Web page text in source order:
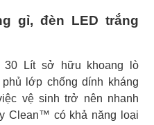
gỉ, đèn LED trắng
30 Lít sở hữu khoang lò
lớp chống dính kháng
vệ sinh trở nên nhanh
Clean™ có khả năng loại